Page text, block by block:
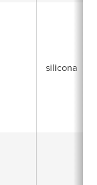
silicona